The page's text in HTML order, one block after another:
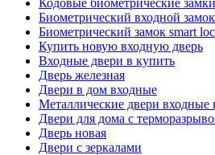
Кодовые биометрические замки
Биометрический входной
Биометрический замок smart
Купить новую входную дверь
Входные двери в купить
Дверь железная
Двери в дом входные
Металлические двери входные
Двери для дома с
Дверь новая
Двери с зеркалами